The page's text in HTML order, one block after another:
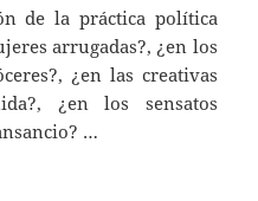
de la práctica política
arrugadas?, ¿en los
¿en las creativas
¿en los sensatos
…